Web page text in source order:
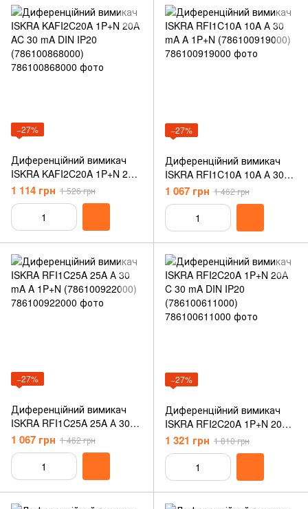
−27%
Диференційний вимикач
ISKRA KAFI2C20A 1P+N 20A
AC 30 mA DIN IP20
(786100868000)
1 114 грн 1 526 грн
−27%
Диференційний вимикач
ISKRA RFI1C10A 10A А 30
mA A 1P+N (786100919000)
1 067 грн 1 462 грн
−27%
Диференційний вимикач
ISKRA RFI1C25A 25A А 30
mA A 1P+N (786100922000)
1 067 грн 1 462 грн
−27%
Диференційний вимикач
ISKRA RFI2C20A 1P+N 20A
C 30 mA DIN IP20
(786100611000)
1 321 грн 1 810 грн